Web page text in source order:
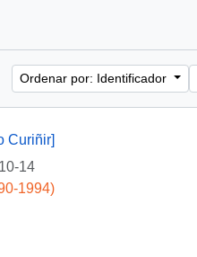
Ordenar por: Identificador
Curiñir]
14
1994)